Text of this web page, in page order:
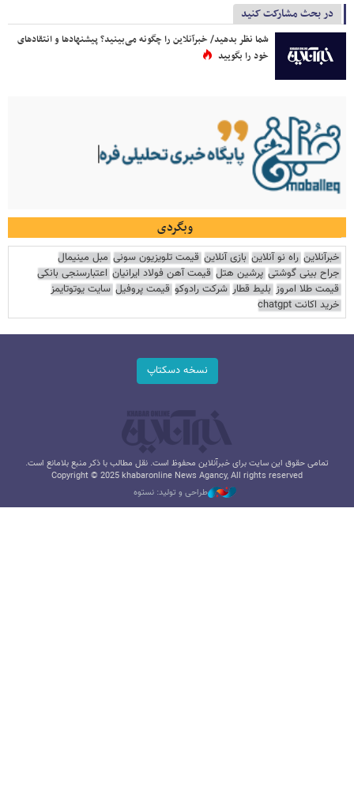
در بحث مشارکت کنید
شما نظر بدهید/ خبرآنلاین را چگونه می‌بینید؟ پیشنهادها و انتقادهای
خود را بگویید
وبگردی
خبرآنلاین راه نو آنلاین بازی آنلاین قیمت تلویزیون سونی مبل مینیمال
جراح بینی گوشتی پرشین هتل قیمت آهن فولاد ایرانیان اعتبارسنجی بانکی
قیمت طلا امروز بلیط قطار شرکت رادوکو قیمت پروفیل سایت یوتوتایمز
خرید اکانت chatgpt
نسخه دسکتاپ
تمامی حقوق این سایت برای خبرآنلاین محفوظ است. نقل مطالب با ذکر منبع بلامانع است.
Copyright © 2025 khabaronline News Agancy, All rights reserved
طراحی و تولید: نستوه